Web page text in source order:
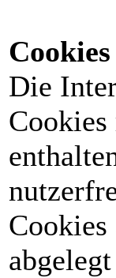
Cookies
Die
Cookies